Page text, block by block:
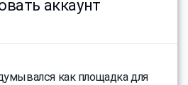
аккаунт
как площадка для